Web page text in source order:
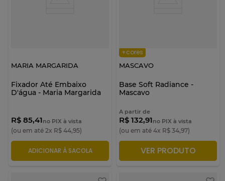
MARIA MARGARIDA
Fixador Até Embaixo
D'água - Maria Margarida
R$ 85,41no PIX à vista
(ou em até 2x R$ 44,95)
ADICIONAR À SACOLA
+cores
MASCAVO
Base Soft Radiance -
Mascavo
A partir de
R$ 132,91no PIX à vista
(ou em até 4x R$ 34,97)
ADICIONAR À SACOLA
VER PRODUTO